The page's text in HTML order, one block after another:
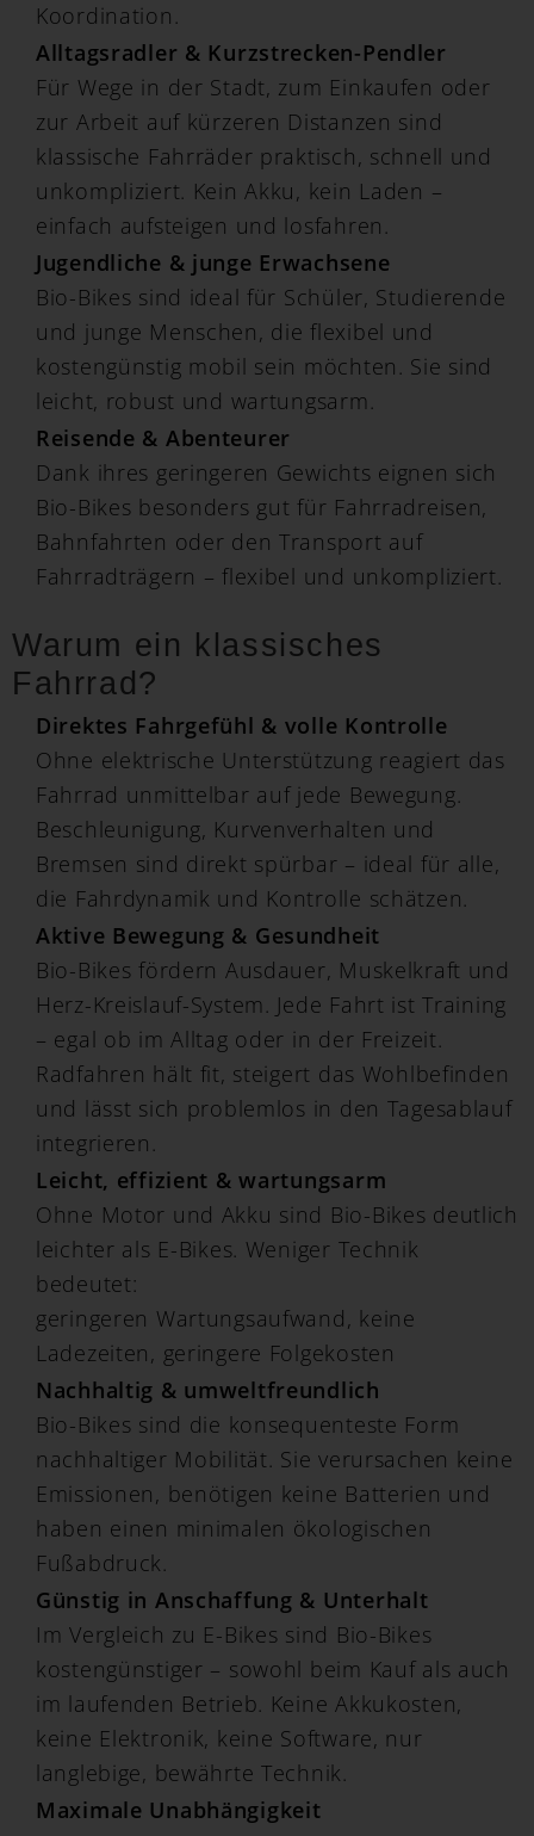
Koordination.
Alltagsradler & Kurzstrecken-Pendler
Für Wege in der Stadt, zum Einkaufen oder
zur Arbeit auf kürzeren Distanzen sind
klassische Fahrräder praktisch, schnell und
unkompliziert. Kein Akku, kein Laden –
einfach aufsteigen und losfahren.
Jugendliche & junge Erwachsene
Bio-Bikes sind ideal für Schüler, Studierende
und junge Menschen, die flexibel und
kostengünstig mobil sein möchten. Sie sind
leicht, robust und wartungsarm.
Reisende & Abenteurer
Dank ihres geringeren Gewichts eignen sich
Bio-Bikes besonders gut für Fahrradreisen,
Bahnfahrten oder den Transport auf
Fahrradträgern – flexibel und unkompliziert.
Warum ein klassisches
Fahrrad?
Direktes Fahrgefühl & volle Kontrolle
Ohne elektrische Unterstützung reagiert das
Fahrrad unmittelbar auf jede Bewegung.
Beschleunigung, Kurvenverhalten und
Bremsen sind direkt spürbar – ideal für alle,
die Fahrdynamik und Kontrolle schätzen.
Aktive Bewegung & Gesundheit
Bio-Bikes fördern Ausdauer, Muskelkraft und
Herz-Kreislauf-System. Jede Fahrt ist Training
– egal ob im Alltag oder in der Freizeit.
Radfahren hält fit, steigert das Wohlbefinden
und lässt sich problemlos in den Tagesablauf
integrieren.
Leicht, effizient & wartungsarm
Ohne Motor und Akku sind Bio-Bikes deutlich
leichter als E-Bikes. Weniger Technik
bedeutet:
geringeren Wartungsaufwand, keine
Ladezeiten, geringere Folgekosten
Nachhaltig & umweltfreundlich
Bio-Bikes sind die konsequenteste Form
nachhaltiger Mobilität. Sie verursachen keine
Emissionen, benötigen keine Batterien und
haben einen minimalen ökologischen
Fußabdruck.
Günstig in Anschaffung & Unterhalt
Im Vergleich zu E-Bikes sind Bio-Bikes
kostengünstiger – sowohl beim Kauf als auch
im laufenden Betrieb. Keine Akkukosten,
keine Elektronik, keine Software, nur
langlebige, bewährte Technik.
Maximale Unabhängigkeit